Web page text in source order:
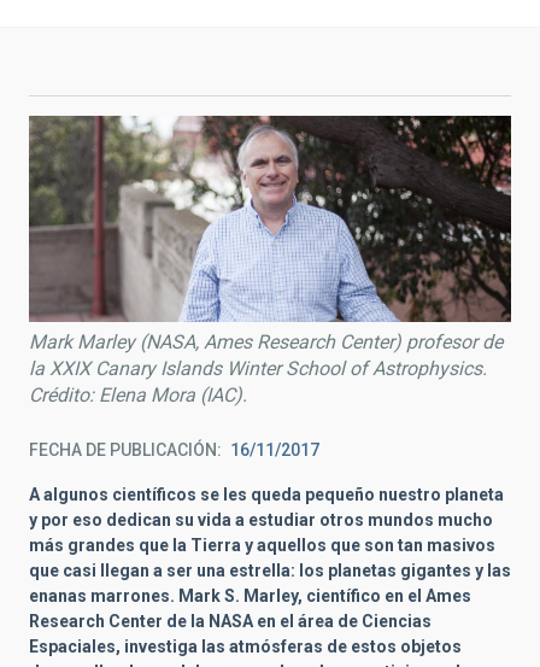
Mark Marley (NASA, Ames Research Center) profesor de
la XXIX Canary Islands Winter School of Astrophysics.
Crédito: Elena Mora (IAC).
FECHA DE PUBLICACIÓN 16/11/2017
A algunos científicos se les queda pequeño nuestro planeta
y por eso dedican su vida a estudiar otros mundos mucho
más grandes que la Tierra y aquellos que son tan masivos
que casi llegan a ser una estrella: los planetas gigantes y las
enanas marrones. Mark S. Marley, científico en el Ames
Research Center de la NASA en el área de Ciencias
Espaciales, investiga las atmósferas de estos objetos